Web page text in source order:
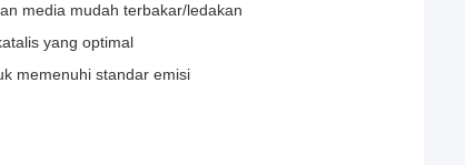
media mudah terbakar/ledakan
yang optimal
memenuhi standar emisi